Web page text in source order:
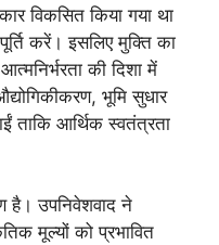
विकसित किया गया था
करें। इसलिए मुक्ति का
की दिशा में
भूमि सुधार
ताकि आर्थिक स्वतंत्रता
है। उपनिवेशवाद ने
मूल्यों को प्रभावित